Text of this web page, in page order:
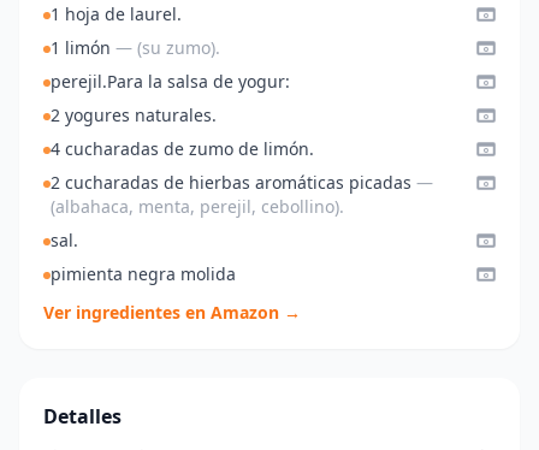
1 hoja de laurel.
1 limón — (su zumo).
perejil.Para la salsa de yogur:
2 yogures naturales.
4 cucharadas de zumo de limón.
2 cucharadas de hierbas aromáticas picadas —
(albahaca, menta, perejil, cebollino).
sal.
pimienta negra molida
Ver ingredientes en Amazon →
Detalles